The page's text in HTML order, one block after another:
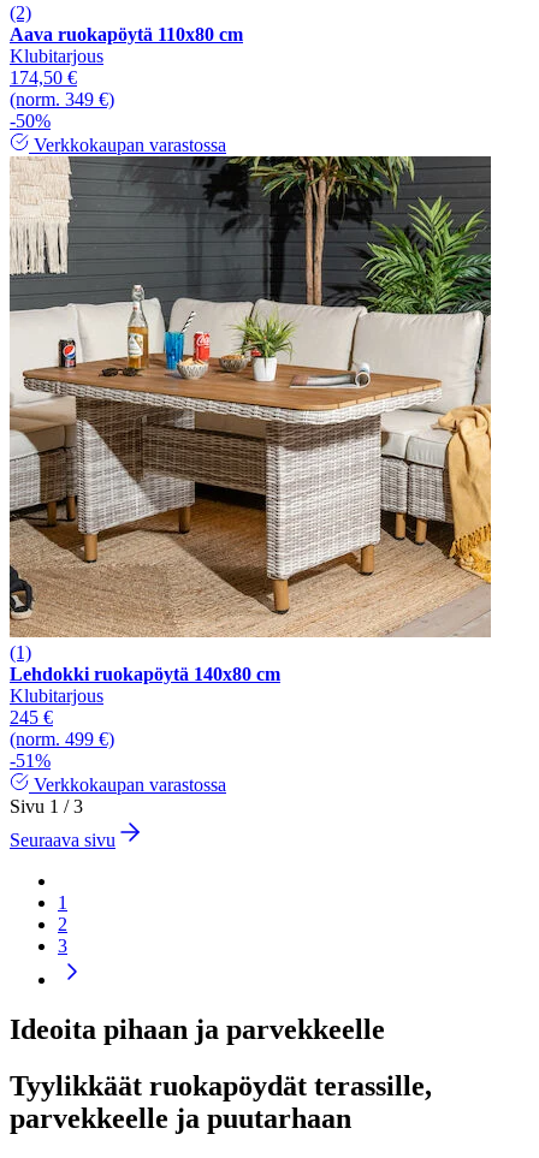
(2)
Aava ruokapöytä 110x80 cm
Klubitarjous
174,50 €
(norm. 349 €)
-50%
Verkkokaupan varastossa
(1)
Lehdokki ruokapöytä 140x80 cm
Klubitarjous
245 €
(norm. 499 €)
-51%
Verkkokaupan varastossa
Sivu 1 / 3
Seuraava sivu
1
2
3
Ideoita pihaan ja parvekkeelle
Tyylikkäät ruokapöydät terassille,
parvekkeelle ja puutarhaan